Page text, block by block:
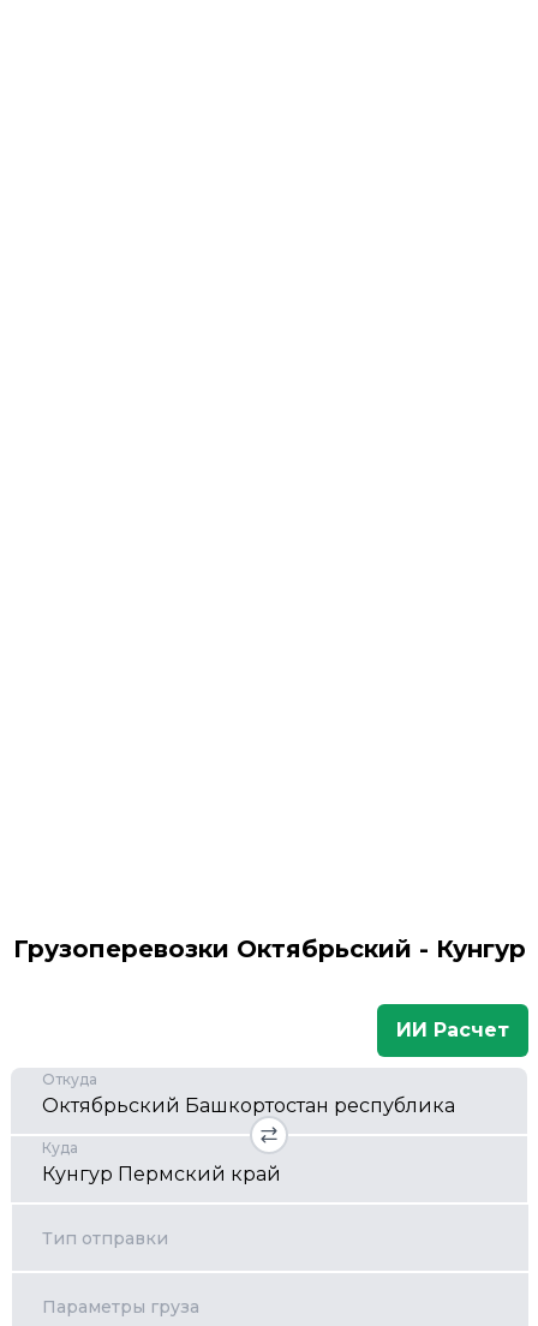
Грузоперевозки Октябрьский - Кунгур
ИИ Расчет
Откуда
Куда
Тип отправки
Параметры груза